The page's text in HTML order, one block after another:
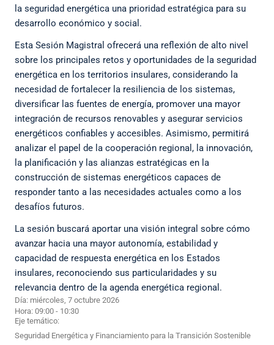
la seguridad energética una prioridad estratégica para su
desarrollo económico y social.
Esta Sesión Magistral ofrecerá una reflexión de alto nivel
sobre los principales retos y oportunidades de la seguridad
energética en los territorios insulares, considerando la
necesidad de fortalecer la resiliencia de los sistemas,
diversificar las fuentes de energía, promover una mayor
integración de recursos renovables y asegurar servicios
energéticos confiables y accesibles. Asimismo, permitirá
analizar el papel de la cooperación regional, la innovación,
la planificación y las alianzas estratégicas en la
construcción de sistemas energéticos capaces de
responder tanto a las necesidades actuales como a los
desafíos futuros.
La sesión buscará aportar una visión integral sobre cómo
avanzar hacia una mayor autonomía, estabilidad y
capacidad de respuesta energética en los Estados
insulares, reconociendo sus particularidades y su
relevancia dentro de la agenda energética regional.
Día: miércoles, 7 octubre 2026
Hora: 09:00 - 10:30
Eje temático:
Seguridad Energética y Financiamiento para la Transición Sostenible